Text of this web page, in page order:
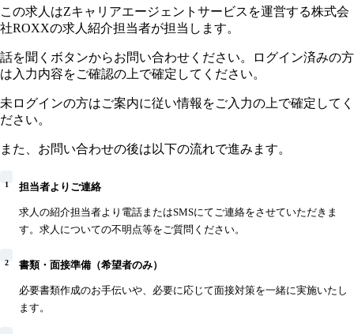
この求人はZキャリアエージェントサービスを運営する株式会
社ROXXの求人紹介担当者が担当します。
話を聞くボタンからお問い合わせください。ログイン済みの方
は入力内容をご確認の上で確定してください。
未ログインの方はご案内に従い情報をご入力の上で確定してく
ださい。
また、お問い合わせの後は以下の流れで進みます。
1 担当者よりご連絡
求人の紹介担当者より電話またはSMSにてご連絡をさせていただきま
す。求人についての不明点等をご質問ください。
2 書類・面接準備（希望者のみ）
必要書類作成のお手伝いや、必要に応じて面接対策を一緒に実施いたし
ます。